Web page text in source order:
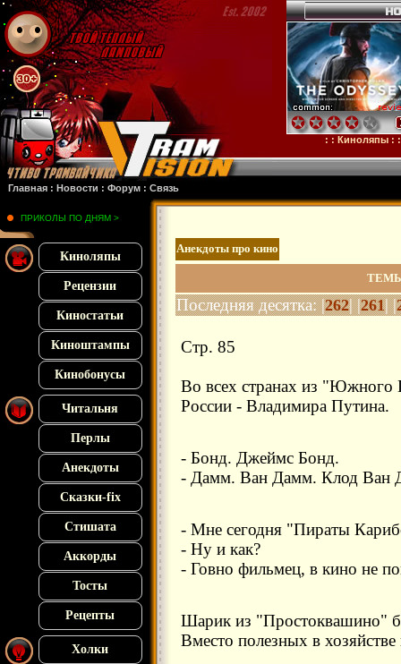
Главная : Новости : Форум : Связь
: : Киноляпы : :Давление
ПРИКОЛЫ ПО ДНЯМ >
Киноляпы
Рецензии
Киностатьи
Киноштампы
Кинобонусы
Читальня
Перлы
Анекдоты
Сказки-fix
Стишата
Аккорды
Тосты
Рецепты
Холки
Анекдоты про кино
Последняя десятка: |262| |261| |
Стр. 85
Во всех странах из "Южного
России - Владимира Путина.
- Бонд. Джеймс Бонд.
- Дамм. Ван Дамм. Клод Ван
- Мне сегодня "Пираты
- Ну и как?
- Говно фильмец, в кино не
Шарик из "Простоквашино"
Вместо полезных в